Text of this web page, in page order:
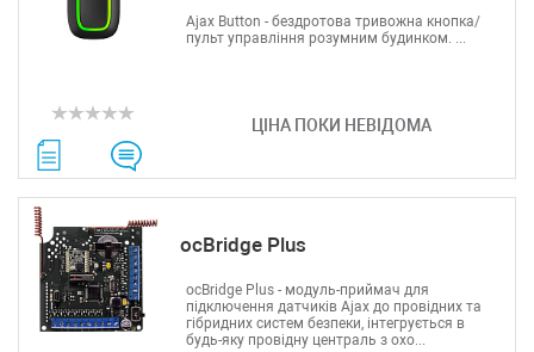
Jirous
Ok-net
MULTITEST
ATIS
CSV
Ripley
Ritar
Fujikura
IMOU
ЦІНА ПОКИ НЕВІДОМА
Ajax Button - бездротова тривожна кнопка/
пульт управління розумним будинком. ...
ocBridge Plus
ocBridge Plus - модуль-приймач для
підключення датчиків Ajax до провідних та
гібридних систем безпеки, інтегрується в
будь-яку провідну централь з охо...